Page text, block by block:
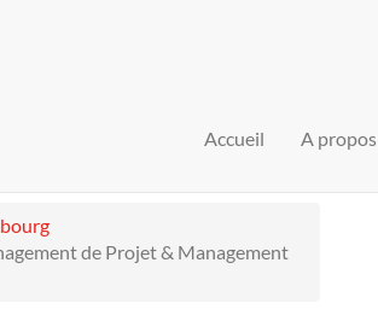
Accueil A propos
de Projet & Management